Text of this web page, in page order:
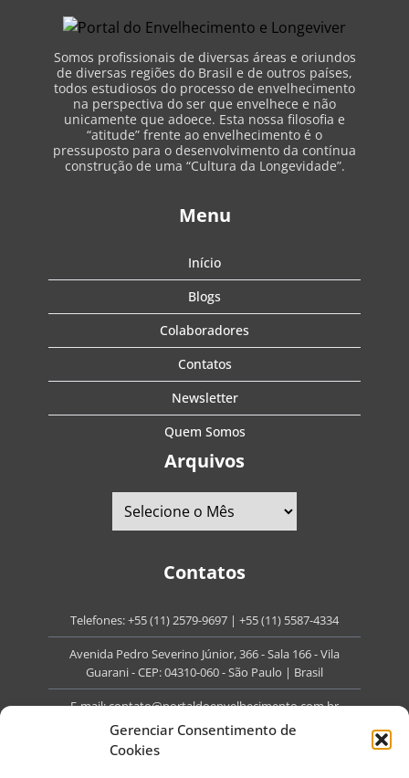
Gerenciar Consentimento de
Cookies
Somos profissionais de diversas áreas e oriundos
de diversas regiões do Brasil e de outros países,
todos estudiosos do processo de envelhecimento
na perspectiva do ser que envelhece e não
unicamente que adoece. Esta nossa filosofia e
“atitude” frente ao envelhecimento é o
pressuposto para o desenvolvimento da contínua
construção de uma “Cultura da Longevidade”.
Menu
Início
Blogs
Colaboradores
Contatos
Newsletter
Quem Somos
Arquivos
Contatos
Telefones:+55 (11) 2579-9697 | +55 (11) 5587-4334
Avenida Pedro Severino Júnior, 366 - Sala 166 - Vila
Guarani - CEP: 04310-060 - São Paulo | Brasil
E-mail:contato@portaldoenvelhecimento.com.br
Website:portaldoenvelhecimento.com.br